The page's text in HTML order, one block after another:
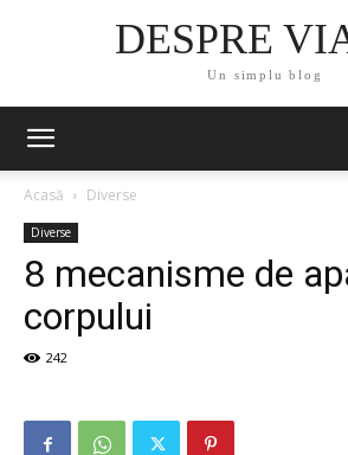
DESPRE
Un simplu blog
Acasă Diverse
Diverse
8 mecanisme de
corpului
242